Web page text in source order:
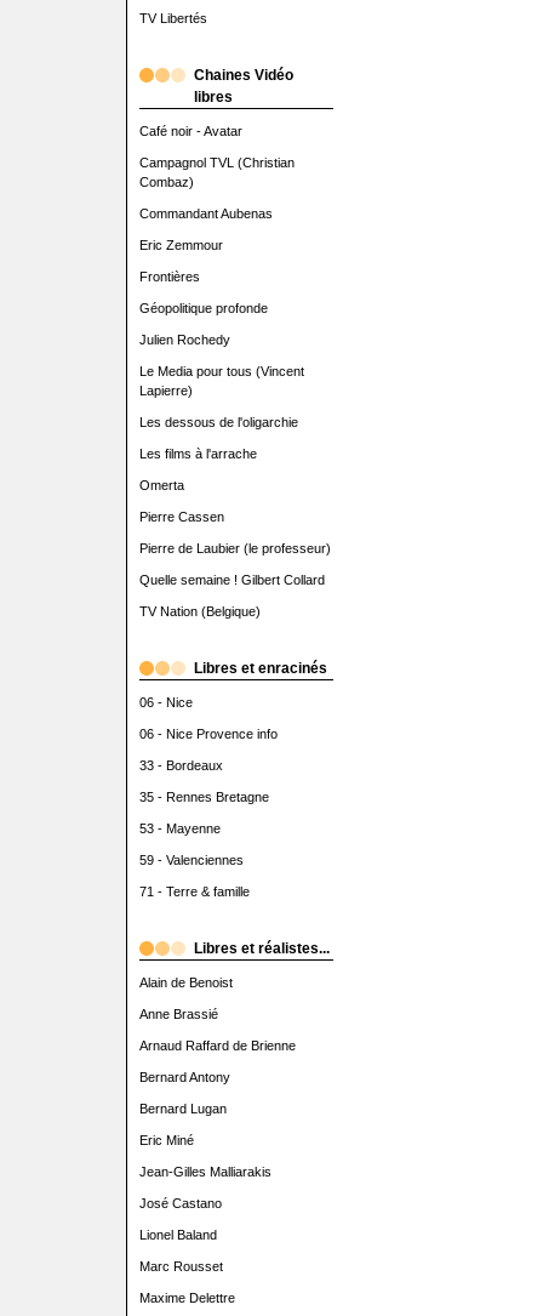
TV Libertés
Chaines Vidéo
libres
Café noir - Avatar
Campagnol TVL (Christian
Combaz)
Commandant Aubenas
Eric Zemmour
Frontières
Géopolitique profonde
Julien Rochedy
Le Media pour tous (Vincent
Lapierre)
Les dessous de l'oligarchie
Les films à l'arrache
Omerta
Pierre Cassen
Pierre de Laubier (le professeur)
Quelle semaine ! Gilbert Collard
TV Nation (Belgique)
Libres et enracinés
06 - Nice
06 - Nice Provence info
33 - Bordeaux
35 - Rennes Bretagne
53 - Mayenne
59 - Valenciennes
71 - Terre & famille
Libres et réalistes...
Alain de Benoist
Anne Brassié
Arnaud Raffard de Brienne
Bernard Antony
Bernard Lugan
Eric Miné
Jean-Gilles Malliarakis
José Castano
Lionel Baland
Marc Rousset
Maxime Delettre